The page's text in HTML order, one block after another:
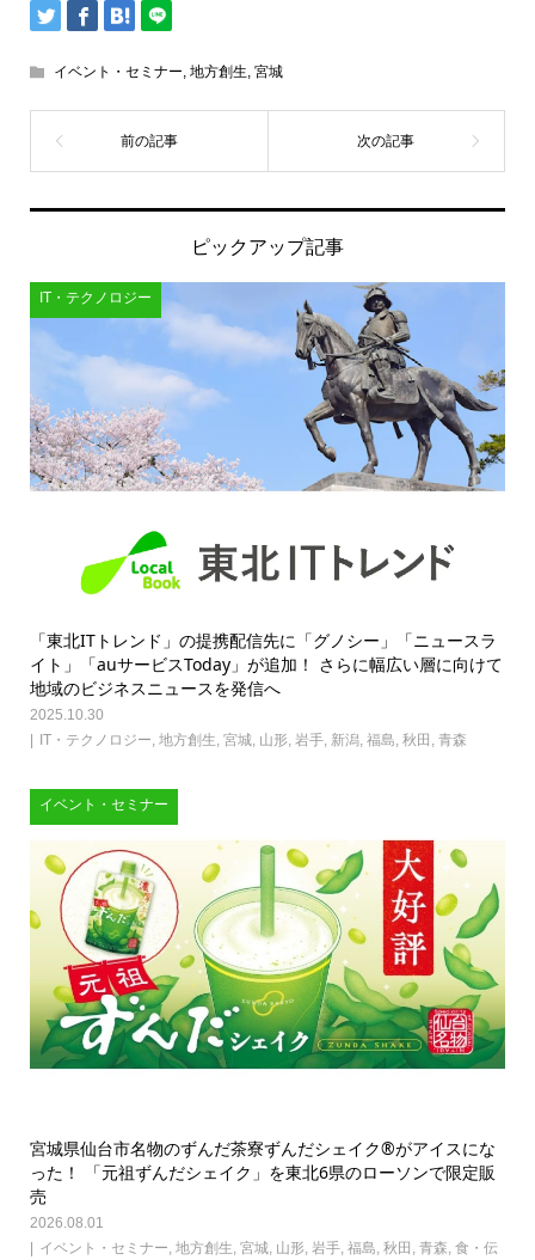
イベント・セミナー 地方創生 宮城
ピックアップ記事
IT・テクノロジー
「東北ITトレンド」の提携配信先に「グノシー」「ニュースラ
イト」「auサービスToday」が追加！ さらに幅広い層に向けて
地域のビジネスニュースを発信へ
2025.10.30
IT・テクノロジー, 地方創生, 宮城, 山形, 岩手, 新潟, 福島, 秋田 , 青森
イベント・セミナー
宮城県仙台市名物のずんだ茶寮ずんだシェイク®がアイスにな
った！ 「元祖ずんだシェイク」を東北6県のローソンで限定販
売
2026.08.01
イベント・セミナー, 地方創生, 宮城, 山形, 岩手, 福島, 秋田 , 青森, 食・伝